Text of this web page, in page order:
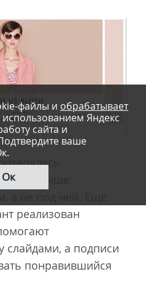
ее лучше
реализован
слайдами, а подписи
понравившийся
файлы и обрабатывает
использованием Яндекс
сайта и
ваше
Ок